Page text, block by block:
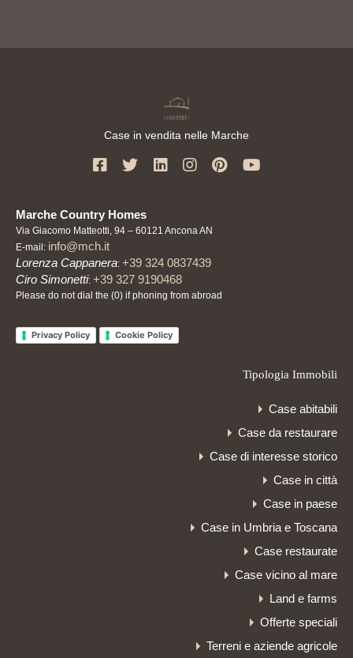
Case in vendita nelle Marche
Marche Country Homes
Via Giacomo Matteotti, 94 – 60121 Ancona AN
E-mail: info@mch.it
Lorenza Cappanera: +39 324 0837439
Ciro Simonetti: +39 327 9190468
Please do not dial the (0) if phoning from abroad
Privacy Policy Cookie Policy
Tipologia Immobili
Case abitabili
Case da restaurare
Case di interesse storico
Case in città
Case in paese
Case in Umbria e Toscana
Case restaurate
Case vicino al mare
Land e farms
Offerte speciali
Terreni e aziende agricole